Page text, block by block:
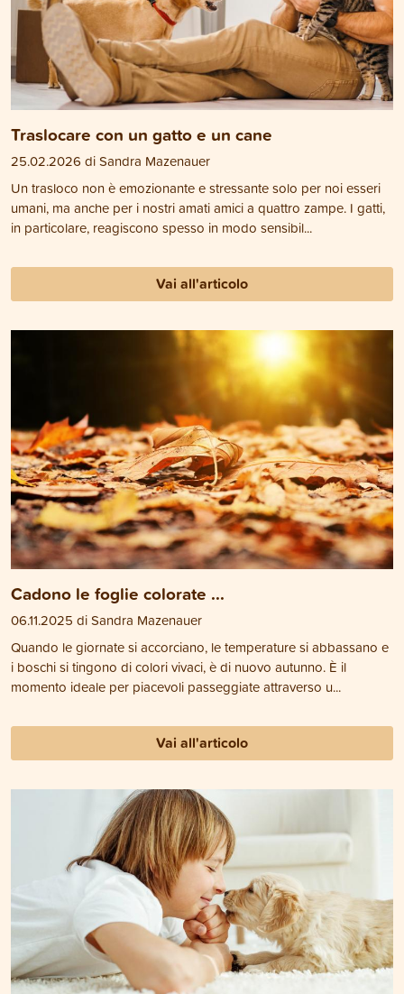
Traslocare con un gatto e un cane
25.02.2026 di Sandra Mazenauer
Un trasloco non è emozionante e stressante solo per noi esseri
umani, ma anche per i nostri amati amici a quattro zampe. I gatti,
in particolare, reagiscono spesso in modo sensibil...
Vai all'articolo
Cadono le foglie colorate ...
06.11.2025 di Sandra Mazenauer
Quando le giornate si accorciano, le temperature si abbassano e
i boschi si tingono di colori vivaci, è di nuovo autunno. È il
momento ideale per piacevoli passeggiate attraverso u...
Vai all'articolo